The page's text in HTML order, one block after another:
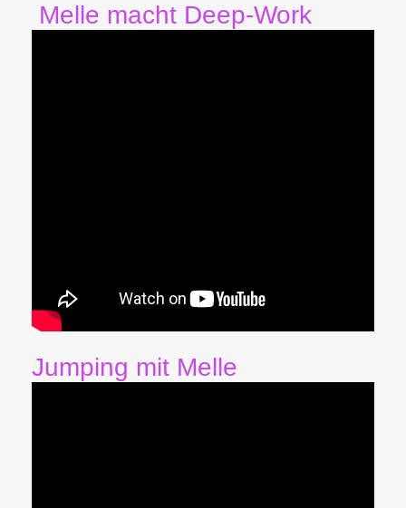
Melle macht Deep-Work
Jumping mit Melle